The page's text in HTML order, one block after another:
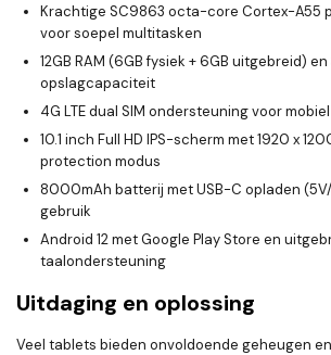
Krachtige SC9863 octa-core Cortex-A55
voor soepel multitasken
12GB RAM (6GB fysiek + 6GB uitgebreid) en
opslagcapaciteit
4G LTE dual SIM ondersteuning voor
10.1 inch Full HD IPS-scherm met 1920 x
protection modus
8000mAh batterij met USB-C opladen
gebruik
Android 12 met Google Play Store en
taalondersteuning
Uitdaging en oplossing
Veel tablets bieden onvoldoende geheugen